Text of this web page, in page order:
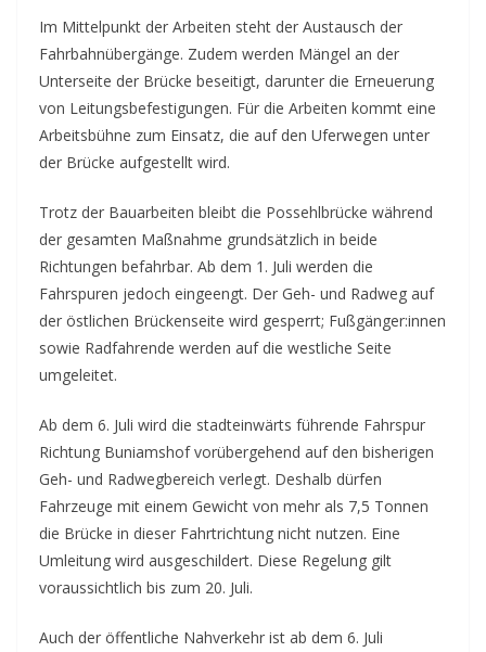
Im Mittelpunkt der Arbeiten steht der Austausch der
Fahrbahnübergänge. Zudem werden Mängel an der
Unterseite der Brücke beseitigt, darunter die Erneuerung
von Leitungsbefestigungen. Für die Arbeiten kommt eine
Arbeitsbühne zum Einsatz, die auf den Uferwegen unter
der Brücke aufgestellt wird.
Trotz der Bauarbeiten bleibt die Possehlbrücke während
der gesamten Maßnahme grundsätzlich in beide
Richtungen befahrbar. Ab dem 1. Juli werden die
Fahrspuren jedoch eingeengt. Der Geh- und Radweg auf
der östlichen Brückenseite wird gesperrt; Fußgänger:innen
sowie Radfahrende werden auf die westliche Seite
umgeleitet.
Ab dem 6. Juli wird die stadteinwärts führende Fahrspur
Richtung Buniamshof vorübergehend auf den bisherigen
Geh- und Radwegbereich verlegt. Deshalb dürfen
Fahrzeuge mit einem Gewicht von mehr als 7,5 Tonnen
die Brücke in dieser Fahrtrichtung nicht nutzen. Eine
Umleitung wird ausgeschildert. Diese Regelung gilt
voraussichtlich bis zum 20. Juli.
Auch der öffentliche Nahverkehr ist ab dem 6. Juli